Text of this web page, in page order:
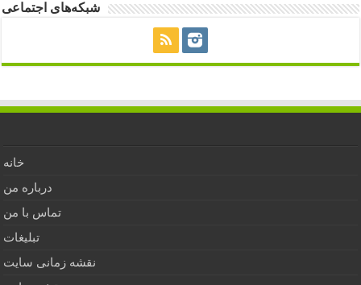
شبکه‌های اجتماعی
خانه
درباره من
تماس با من
تبلیغات
نقشه زمانی سایت